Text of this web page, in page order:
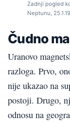
Zadnji pogled
Neptunu,
Čudno
Uranovo
razloga. Prvo,
nije ukazao na
postoji. Drugo,
odnosu na